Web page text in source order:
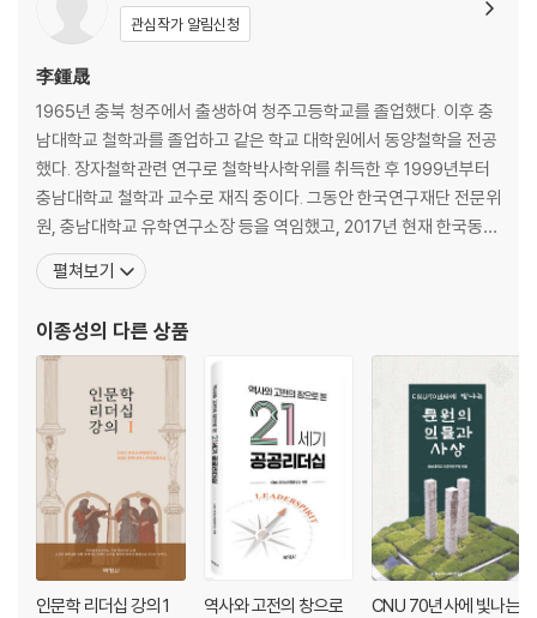
龍津서원의 역사와 문화적 가치
남원 楓溪서원의 역사와 문화적 가치
滄溪서원의 역사와 현황
山陽서원의 역사와 문화적 가치
〈부록〉
1. 방촌 황희 연보(年譜)
2. 열성공 황수신 지석(誌石)
관심작가 알림신청
李鍾晟
1965년 충북 청주에서 출생하여 청주고등학교를 졸업했다. 이후 충
남대학교 철학과를 졸업하고 같은 학교 대학원에서 동양철학을 전공
했다. 장자철학관련 연구로 철학박사학위를 취득한 후 1999년부터
충남대학교 철학과 교수로 재직 중이다. 그동안 한국연구재단 전문위
원, 충남대학교 유학연구소장 등을 역임했고, 2017년 현재 한국동서
철학회, 새한철학회, 율곡학회 등의 부회장 및 한국도교문화학회 편
집위원장으로 활동하고 있다. 지은 책으로는 『도가철학의 문제들』,
과 노자』(2017년 세종도서학술부분 우수도서), 『맨얼
펼쳐보기
이종성의 다른 상품
인문학 리더십 강의 1
역사와 고전의 창으로
CNU 70년사에 빛나는